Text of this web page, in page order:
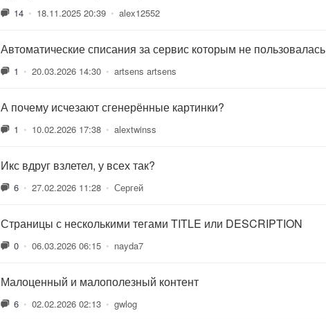
14 • 18.11.2025 20:39 • alex12552
Автоматические списания за сервис которым не пользовалась
1 • 20.03.2026 14:30 • artsens artsens
А почему исчезают сгенерённые картинки?
1 • 10.02.2026 17:38 • alextwinss
Икс вдруг взлетел, у всех так?
6 • 27.02.2026 11:28 • Сергей
Страницы с несколькими тегами TITLE или DESCRIPTION
0 • 06.03.2026 06:15 • nayda7
Малоценный и малополезный контент
6 • 02.02.2026 02:13 • gwlog